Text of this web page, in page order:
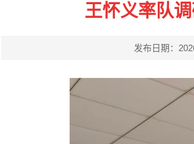
王怀义率队
发布日期：